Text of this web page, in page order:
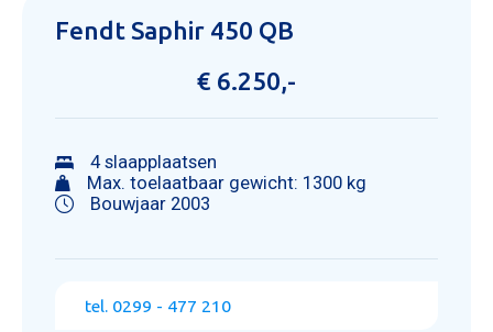
Fendt Saphir 450 QB
€ 6.250,-
4 slaapplaatsen
Max. toelaatbaar gewicht: 1300 kg
Bouwjaar 2003
tel. 0299 - 477 210